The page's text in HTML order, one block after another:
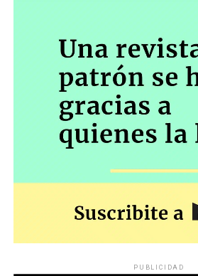
PUBLICIDAD